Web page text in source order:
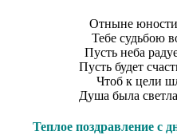
Отныне юности
Тебе судьбою
Пусть неба
Пусть будет
Чтоб к цели
Душа была
Теплое поздравление с